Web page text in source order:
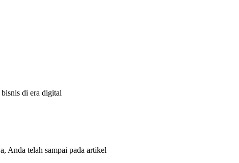
di era digital
Anda telah sampai pada artikel